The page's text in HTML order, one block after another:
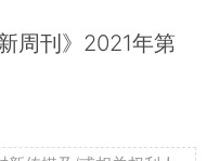
周刊》2021年第